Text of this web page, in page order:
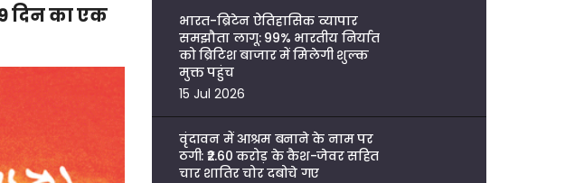
9 दिन का एक
भारत-ब्रिटेन ऐतिहासिक व्यापार
समझौता लागू: 99% भारतीय निर्यात
को ब्रिटिश बाजार में मिलेगी शुल्क
मुक्त पहुंच
15 Jul 2026
वृंदावन में आश्रम बनाने के नाम पर
ठगी: ₹2.60 करोड़ के कैश-जेवर सहित
चार शातिर चोर दबोचे गए